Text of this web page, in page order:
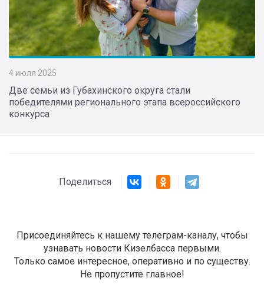
4 июля 2025
Две семьи из Губахинского округа стали
победителями регионального этапа всероссийского
конкурса
Поделиться
Присоединяйтесь к нашему телеграм-каналу, чтобы
узнавать новости Кизелбасса первыми.
Только самое интересное, оперативно и по существу.
Не пропустите главное!